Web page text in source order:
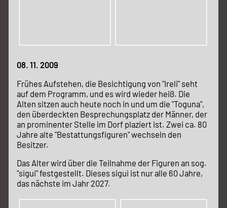
08. 11. 2009
Frühes Aufstehen, die Besichtigung von "Ireli" seht
auf dem Programm, und es wird wieder heiß. Die
Alten sitzen auch heute noch in und um die "Toguna",
den überdeckten Besprechungsplatz der Männer, der
an prominenter Stelle im Dorf plaziert ist. Zwei ca. 80
Jahre alte "Bestattungsfiguren" wechseln den
Besitzer.
Das Alter wird über die Teilnahme der Figuren an sog.
"sigui" festgestellt. Dieses sigui ist nur alle 60 Jahre,
das nächste im Jahr 2027.